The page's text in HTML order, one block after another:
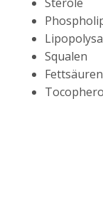
Squalen
Fettsäuren